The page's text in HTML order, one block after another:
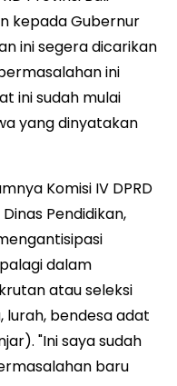
kepada Gubernur
ini segera dicarikan
ini
ini sudah mulai
yang dinyatakan
Komisi IV DPRD
Pendidikan,
dalam
atau seleksi
lurah, bendesa adat
"Ini saya sudah
baru